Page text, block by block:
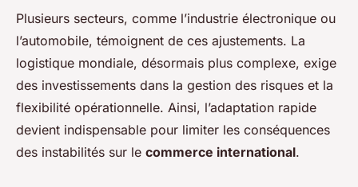
Plusieurs secteurs, comme l’industrie électronique ou
l’automobile, témoignent de ces ajustements. La
logistique mondiale, désormais plus complexe, exige
des investissements dans la gestion des risques et la
flexibilité opérationnelle. Ainsi, l’adaptation rapide
devient indispensable pour limiter les conséquences
des instabilités sur le commerce international.